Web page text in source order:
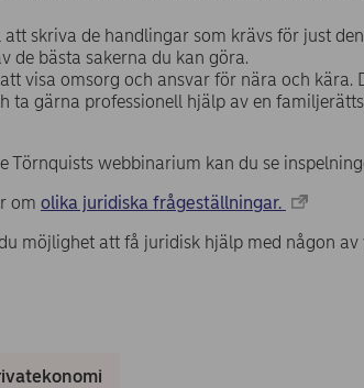
skriva de handlingar som krävs för just
de bästa sakerna du kan göra.
visa omsorg och ansvar för nära och
ta gärna professionell hjälp av en
Törnquists webbinarium kan du se
om olika juridiska frågeställningar.
möjlighet att få juridisk hjälp med någon av